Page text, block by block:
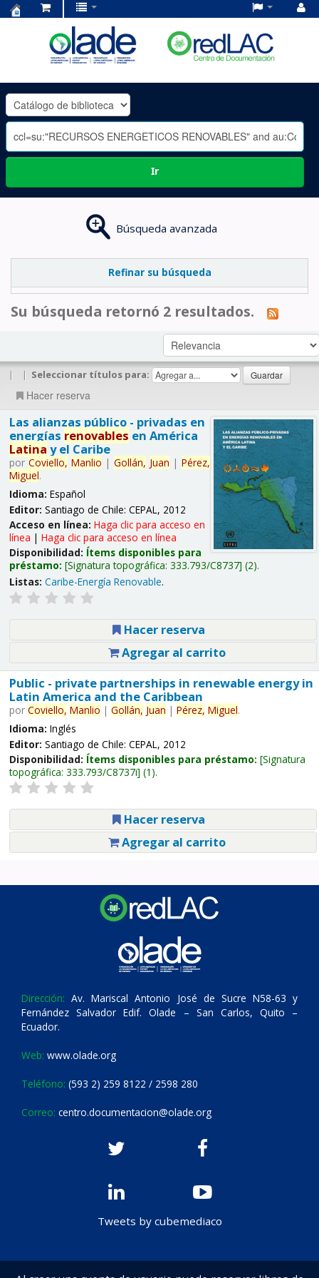
OLADE
-
Ir
Búsqueda avanzada
Refinar su búsqueda
Su búsqueda retornó 2 resultados.
| | Seleccionar títulos para:
Hacer reserva
Las alianzas público - privadas en
energías renovables en América
Latina y el Caribe
por Coviello, Manlio | Gollán, Juan | Pérez,
Miguel.
Idioma: Español
Editor: Santiago de Chile: CEPAL, 2012
Acceso en línea: Haga clic para acceso en
línea | Haga clic para acceso en línea
Disponibilidad: Ítems disponibles para
préstamo: Signatura topográfica: 333.793/C8737 (2).
Listas: Caribe-Energía Renovable.
Hacer reserva
Agregar al carrito
Public - private partnerships in renewable energy in
Latin America and the Caribbean
por Coviello, Manlio | Gollán, Juan | Pérez, Miguel.
Idioma: Inglés
Editor: Santiago de Chile: CEPAL, 2012
Disponibilidad: Ítems disponibles para préstamo: Signatura
topográfica: 333.793/C8737i (1).
Hacer reserva
Agregar al carrito
Dirección: Av. Mariscal Antonio José de Sucre N58-63 y
Fernández Salvador Edif. Olade – San Carlos, Quito –
Ecuador.
Web: www.olade.org
Teléfono: (593 2) 259 8122 / 2598 280
Correo: centro.documentacion@olade.org
Tweets by cubemediaco